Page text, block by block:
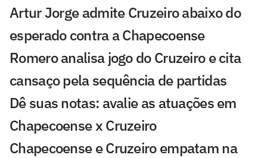
Artur Jorge admite Cruzeiro abaixo do
esperado contra a Chapecoense
Romero analisa jogo do Cruzeiro e cita
cansaço pela sequência de partidas
Dê suas notas: avalie as atuações em
Chapecoense x Cruzeiro
Chapecoense e Cruzeiro empatam na